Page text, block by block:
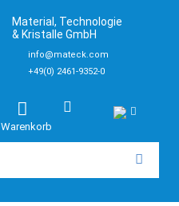
Material, Technologie
& Kristalle GmbH
info@mateck.com
+49(0) 2461-9352-0
Warenkorb